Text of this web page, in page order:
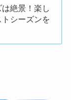
絶景！楽し
シーズンを